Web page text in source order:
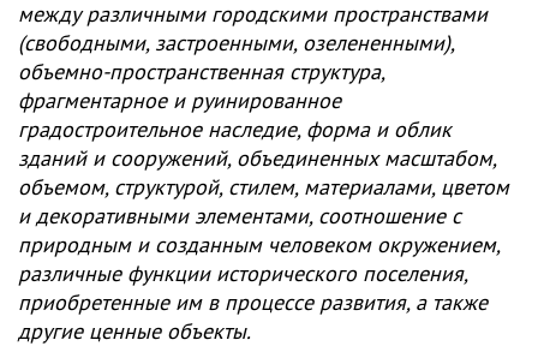
между различными городскими пространствами
(свободными, застроенными, озелененными),
объемно-пространственная структура,
фрагментарное и руинированное
градостроительное наследие, форма и облик
зданий и сооружений, объединенных масштабом,
объемом, структурой, стилем, материалами, цветом
и декоративными элементами, соотношение с
природным и созданным человеком окружением,
различные функции исторического поселения,
приобретенные им в процессе развития, а также
другие ценные объекты.